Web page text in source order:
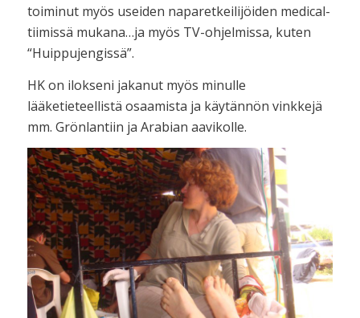
toiminut myös useiden naparetkeilijöiden medical-
tiimissä mukana…ja myös TV-ohjelmissa, kuten
“Huippujengissä”.
HK on ilokseni jakanut myös minulle
lääketieteellistä osaamista ja käytännön vinkkejä
mm. Grönlantiin ja Arabian aavikolle.